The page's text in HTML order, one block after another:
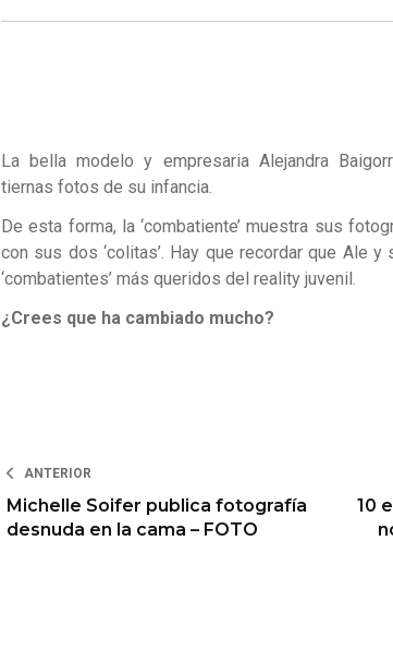
La bella modelo y empresaria Alejandra
tiernas fotos de su infancia.
De esta forma, la ‘combatiente’ muestra sus
con sus dos ‘colitas’. Hay que recordar que Ale
‘combatientes’ más queridos del reality juvenil.
¿Crees que ha cambiado mucho?
ANTERIOR
Michelle Soifer publica fotografía
desnuda en la cama – FOTO
10